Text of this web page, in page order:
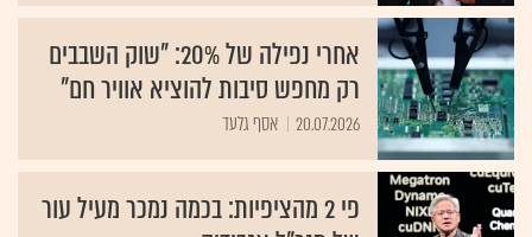
אחרי נפילה של 20%: "שוק השבבים
רק מחפש סיבות להוציא אוויר חם"
20.07.2026 אסף גלעד
פי 2 מהציפיות: בכמה נמכר מעיל עור